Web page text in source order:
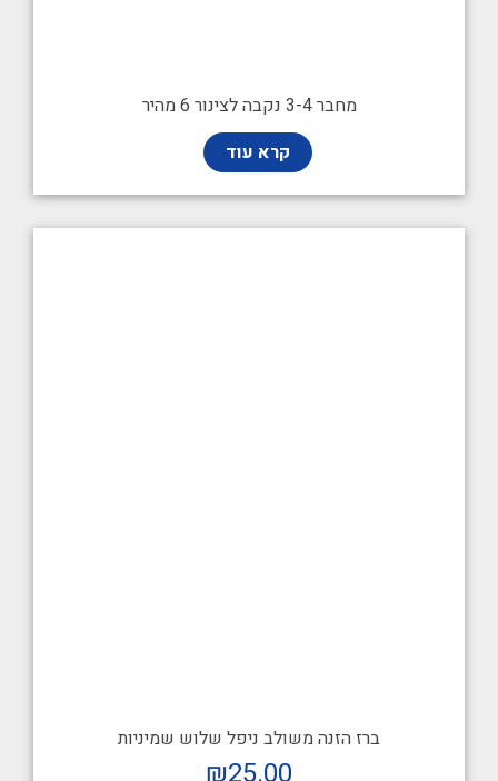
מחבר 3-4 נקבה לצינור 6 מהיר
קרא עוד
ברז הזנה משולב ניפל שלוש שמיניות